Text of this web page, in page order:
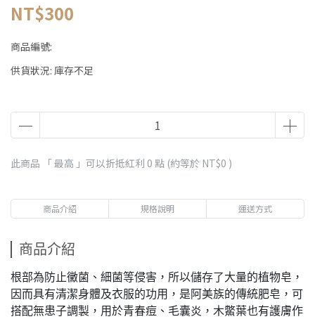
NT$300
商品編號:
供貨狀況: 庫存不足
此商品 「 最高 」可以折抵紅利 0 點 (約等於 NT$0 )
商品介紹 規格說明 運送方式
商品介紹
根部為防止黴菌、細菌等侵害，所以儲存了大量的植物皂，
因而具有清潔身體及衣服的功用，是阿美族的傳統肥皂，可
搭配無患子調製，用於青春痘、毛囊炎，木鱉葉也有護膚作